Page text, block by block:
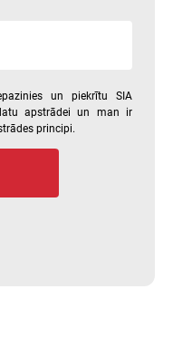
un piekrītu SIA
apstrādei un man ir
principi.